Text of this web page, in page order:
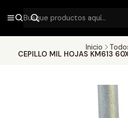
Inicio
CEPILLO MIL HOJAS KM613